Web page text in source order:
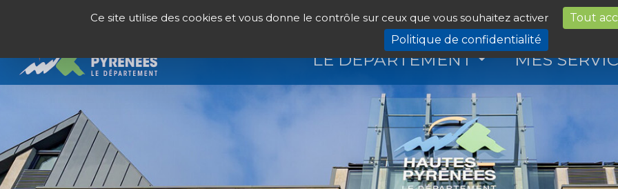
Ce site utilise des cookies et vous donne le contrôle sur ceux que vous souhaitez activer Tout
Politique de confidentialité
LE DÉPARTEMENT MES